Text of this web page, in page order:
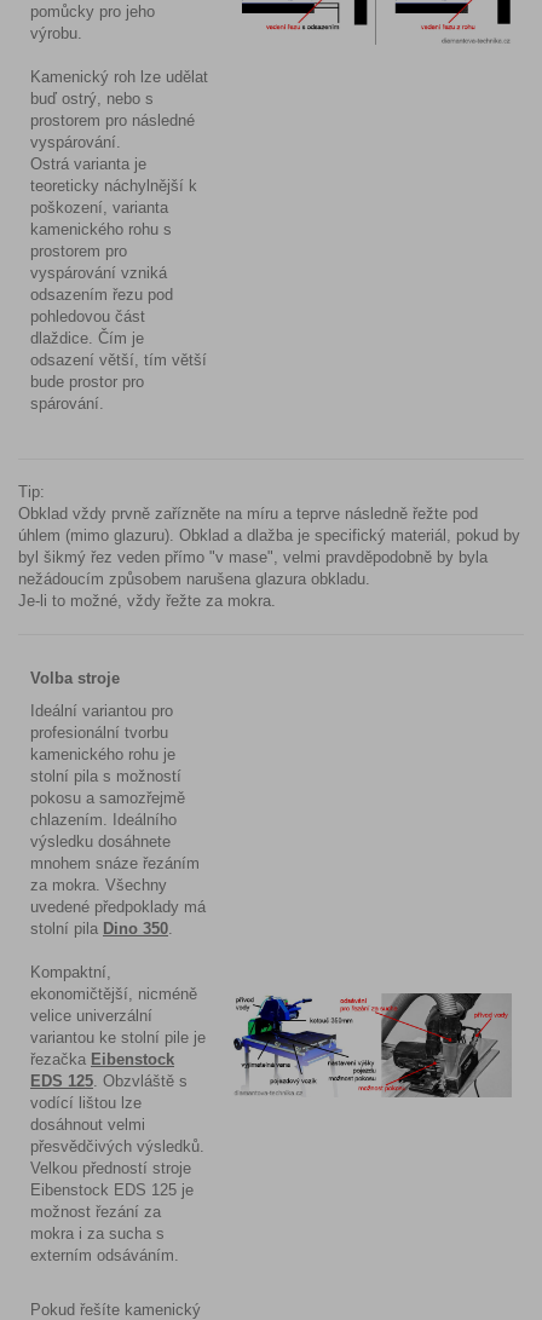
pomůcky pro jeho
výrobu.
Kamenický roh lze udělat
buď ostrý, nebo s
prostorem pro následné
vyspárování.
Ostrá varianta je
teoreticky náchylnější k
poškození, varianta
kamenického rohu s
prostorem pro
vyspárování vzniká
odsazením řezu pod
pohledovou část
dlaždice. Čím je
odsazení větší, tím větší
bude prostor pro
spárování.
Tip:
Obklad vždy prvně zařízněte na míru a teprve následně řežte pod
úhlem (mimo glazuru). Obklad a dlažba je specifický materiál, pokud by
byl šikmý řez veden přímo "v mase", velmi pravděpodobně by byla
nežádoucím způsobem narušena glazura obkladu.
Je-li to možné, vždy řežte za mokra.
Volba stroje
Ideální variantou pro
profesionální tvorbu
kamenického rohu je
stolní pila s možností
pokosu a samozřejmě
chlazením. Ideálního
výsledku dosáhnete
mnohem snáze řezáním
za mokra. Všechny
uvedené předpoklady má
stolní pila Dino 350
Kompaktní,
ekonomičtější, nicméně
velice univerzální
variantou ke stolní pile je
řezačka Eibenstock
EDS 125 . Obzvláště s
vodící lištou lze
dosáhnout velmi
přesvědčivých výsledků.
Velkou předností stroje
Eibenstock EDS 125 je
možnost řezání za
mokra i za sucha s
externím odsáváním.
Pokud řešíte kamenický